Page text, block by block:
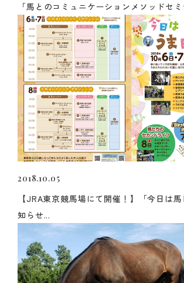
「馬とのコミュニケーションメソッドセミ
2018.10.05
【JRA東京競馬場にて開催！】「今日は
知らせ...